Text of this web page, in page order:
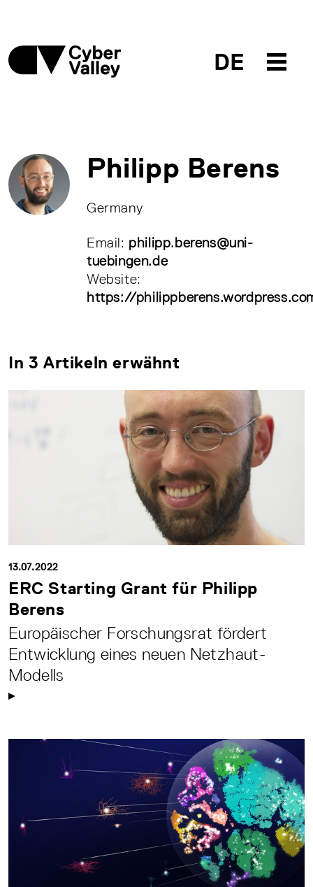
DE
Philipp Berens
Germany
Email: philipp.berens@uni-
tuebingen.de
Website:
https://
In 3 Artikeln erwähnt
13.07.2022
ERC Starting Grant für Philipp
Berens
Europäischer Forschungsrat fördert
Entwicklung eines neuen Netzhaut-
Modells